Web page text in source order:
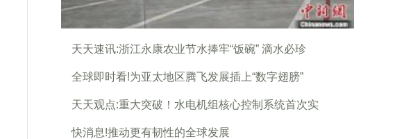
天天速讯:浙江永康农业节水捧牢“饭碗” 滴水必珍
全球即时看!为亚太地区腾飞发展插上“数字翅膀”
天天观点:重大突破！水电机组核心控制系统首次实
快消息!推动更有韧性的全球发展